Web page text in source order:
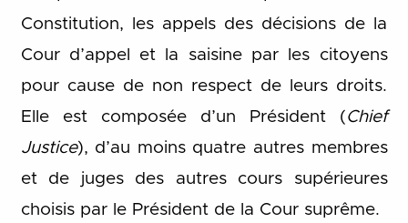
Constitution, les appels des décisions de la
Cour d’appel et la saisine par les citoyens
pour cause de non respect de leurs droits.
Elle est composée d’un Président (Chief
Justice), d’au moins quatre autres membres
et de juges des autres cours supérieures
choisis par le Président de la Cour suprême.